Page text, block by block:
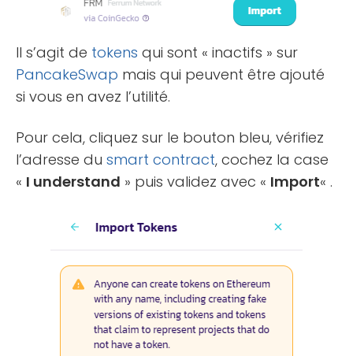
Il s’agit de tokens qui sont « inactifs » sur
PancakeSwap mais qui peuvent être ajouté
si vous en avez l’utilité.
Pour cela, cliquez sur le bouton bleu, vérifiez
l’adresse du smart contract, cochez la case
« I understand » puis validez avec « Import« .